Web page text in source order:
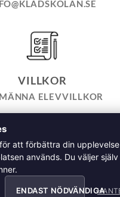
VILLKOR
ELEVVILLKOR
COOKIEPOLICY
OM VÅRA KURSER I
TILLSKÄRNING
AB, Åsgatan 35, 791 71
att förbättra din
används. Du väljer själv
ENDAST NÖDVÄNDIGA